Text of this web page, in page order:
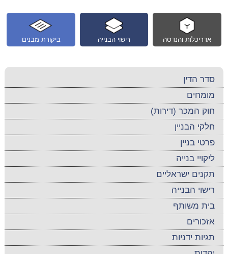
ביקורת מבנים רישוי הבנייה אדריכלות והנדסה
סדר הדין
מומחים
חוק המכר (דירות)
חלקי הבניין
פרטי בניין
ליקויי בנייה
תקנים ישראליים
רישוי הבנייה
בית משותף
אזכורים
תגיות ידניות